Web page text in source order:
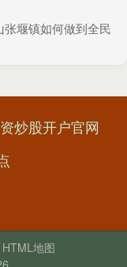
堰镇如何做到全民
炒股开户官网
HTML地图